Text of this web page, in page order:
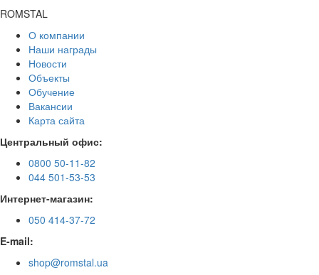
ROMSTAL
О компании
Наши награды
Новости
Объекты
Обучение
Вакансии
Карта сайта
Центральный офис:
0800 50-11-82
044 501-53-53
Интернет-магазин:
050 414-37-72
E-mail:
shop@romstal.ua